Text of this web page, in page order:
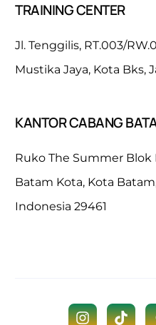
TRAINING CENTER
Jl. Tenggilis, RT.003/
Mustika Jaya, Kota Bks,
KANTOR CABANG
Ruko The Summer Blok
Batam Kota, Kota
Indonesia 29461